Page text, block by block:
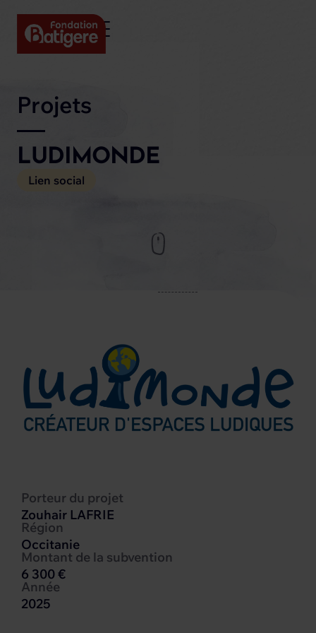
Projets
LUDIMONDE
Lien social
Porteur du projet
Zouhair LAFRIE
Région
Occitanie
Montant de la subvention
6 300 €
Année
2025